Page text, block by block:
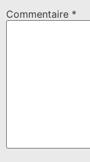
Commentaire *